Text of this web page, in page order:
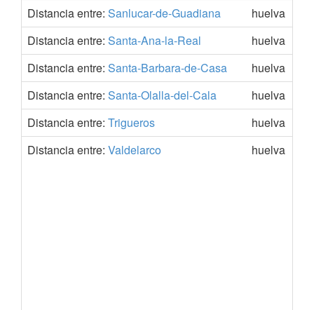
Distancia entre: Sanlucar-de-Guadiana huelva
Distancia entre: Santa-Ana-la-Real huelva
Distancia entre: Santa-Barbara-de-Casa huelva
Distancia entre: Santa-Olalla-del-Cala huelva
Distancia entre: Trigueros huelva
Distancia entre: Valdelarco huelva